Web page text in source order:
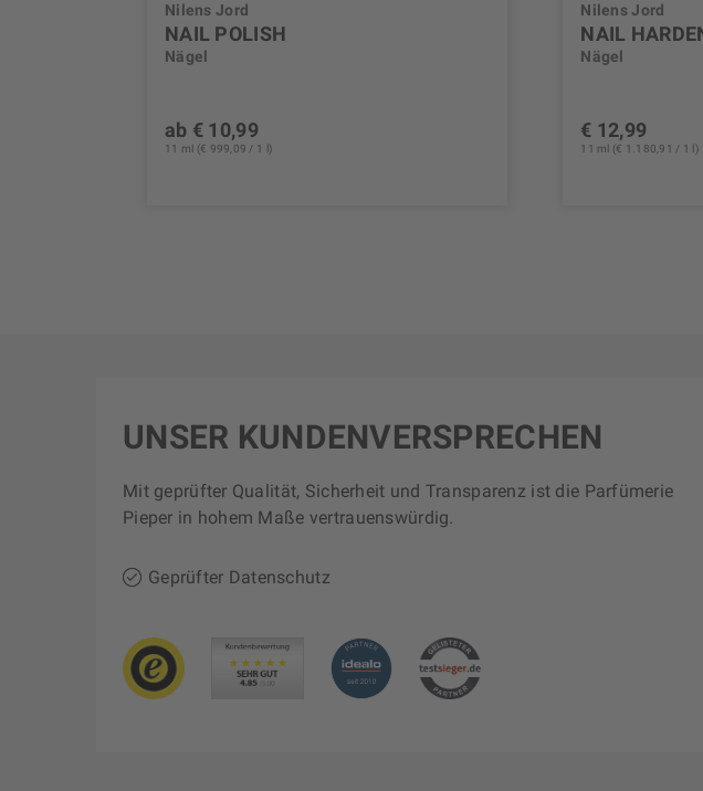
Nilens Jord
NAIL POLISH
Nägel
ab € 10,99
11 ml (€ 999,09 / 1 l)
Nilens Jord
NAIL
Nägel
€ 12,99
11 ml (€ 1.180,91 / 1 l)
UNSER KUNDENVERSPRECHEN
Mit geprüfter Qualität, Sicherheit und Transparenz ist die Parfümerie
Pieper in hohem Maße vertrauenswürdig.
Geprüfter Datenschutz